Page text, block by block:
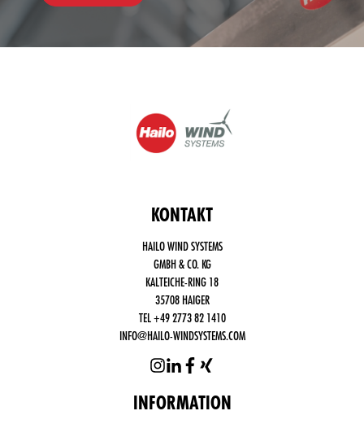
KONTAKT
HAILO WIND SYSTEMS
GMBH & CO. KG
KALTEICHE-RING 18
35708 HAIGER
TEL +49 2773 82 1410
INFO@HAILO-WINDSYSTEMS.COM
INFORMATION